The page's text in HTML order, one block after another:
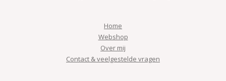
Home
Webshop
Over mij
Contact & veelgestelde vragen